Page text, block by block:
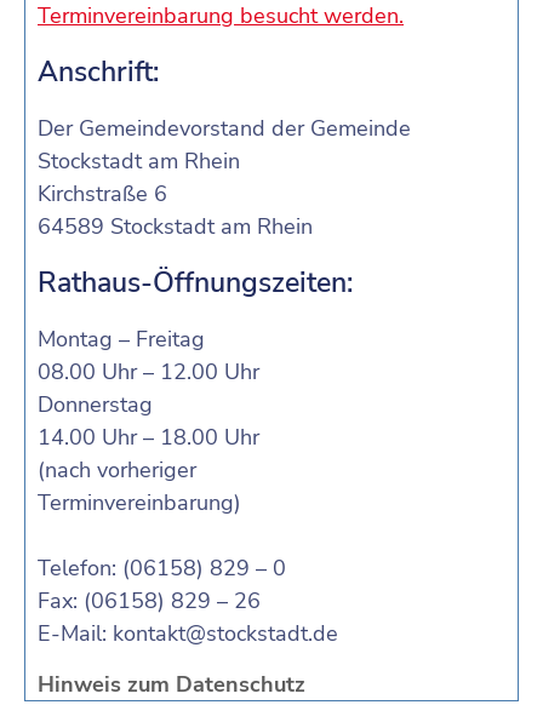
Terminvereinbarung besucht werden.
Anschrift:
Der Gemeindevorstand der Gemeinde
Stockstadt am Rhein
Kirchstraße 6
64589 Stockstadt am Rhein
Rathaus-Öffnungszeiten:
Montag – Freitag
08.00 Uhr – 12.00 Uhr
Donnerstag
14.00 Uhr – 18.00 Uhr
(nach vorheriger
Terminvereinbarung)
Telefon: (06158) 829 – 0
Fax: (06158) 829 – 26
E-Mail: kontakt@stockstadt.de
Hinweis zum Datenschutz